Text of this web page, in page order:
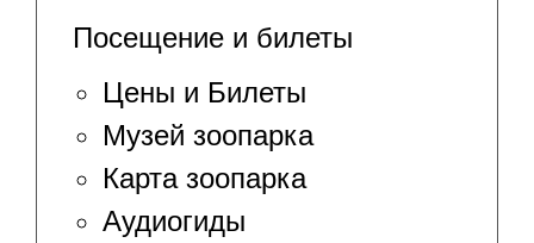
Посещение и билеты
Цены и Билеты
Музей зоопарка
Карта зоопарка
Аудиогиды